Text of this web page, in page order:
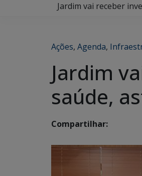
Jardim vai receber
Ações, Agenda,
Jardim
saúde,
Compartilhar: